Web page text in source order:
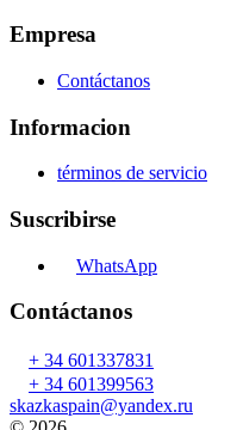
Empresa
Contáctanos
Informacion
términos de servicio
Suscribirse
WhatsApp
Contáctanos
+ 34 601337831
+ 34 601399563
skazkaspain@yandex.ru